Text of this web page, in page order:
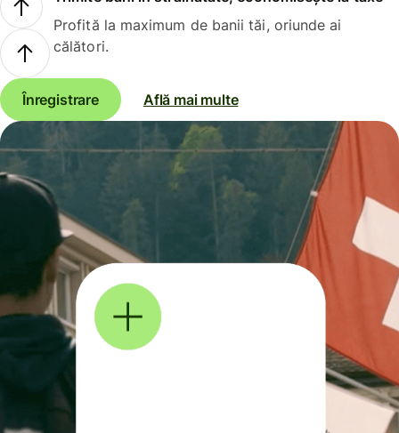
Profită la maximum de banii tăi, oriunde ai
călători.
Înregistrare Află mai multe